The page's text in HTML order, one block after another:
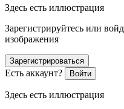
Здесь есть иллюстрация
Зарегистрируйтесь или
изображения
Зарегистрироваться
Есть аккаунт? Войти
Здесь есть иллюстрация